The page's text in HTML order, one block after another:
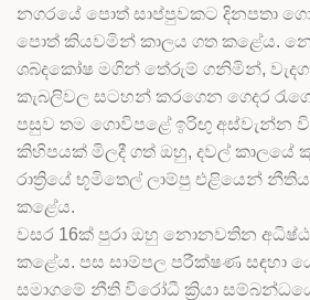
නගරයේ පොත් සාප්පුවකට දිනපතා
පොත් කියවමින් කාලය ගත කළේය.
ශබ්දකෝෂ මගින් තේරුම් ගනිමින්,
කැබලිවල සටහන් කරගෙන ගෙදර
පසුව තම ගොවිපළේ ඉරිඟු අස්වැන්න
කිහිපයක් මිලදී ගත් ඔහු, දවල් කාලයේ
රාත්‍රියේ භූමිතෙල් ලාම්පු එළියෙන් නීතිය
කළේය.
වසර 16ක් පුරා ඔහු නොනවතින
කළේය. පස සාම්පල පරීක්ෂණ සඳහා
සමාගමේ නීති විරෝධී ක්‍රියා